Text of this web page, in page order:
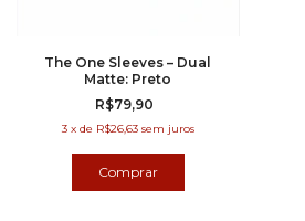
The One Sleeves – Dual
Matte: Preto
R$79,90
3 x de R$26,63 sem juros